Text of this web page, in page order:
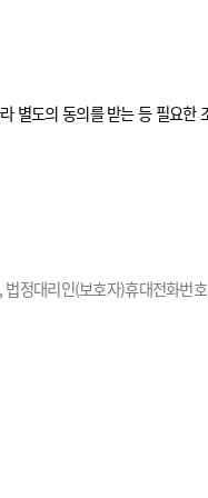
별도의 동의를 받는 등 필요한
정대리인(보호자)휴대전화번